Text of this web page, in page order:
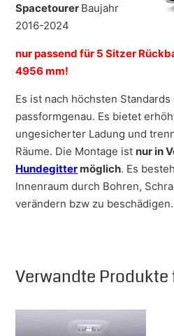
Spacetourer Baujahr
2016-2024
nur passend für 5 Sitzer
4956 mm!
Es ist nach höchsten
passformgenau. Es bietet
ungesicherter Ladung und
Räume. Die Montage ist nur in
Hundegitter möglich. Es
Innenraum durch Bohren,
verändern bzw zu beschädigen.
Verwandte Produkte